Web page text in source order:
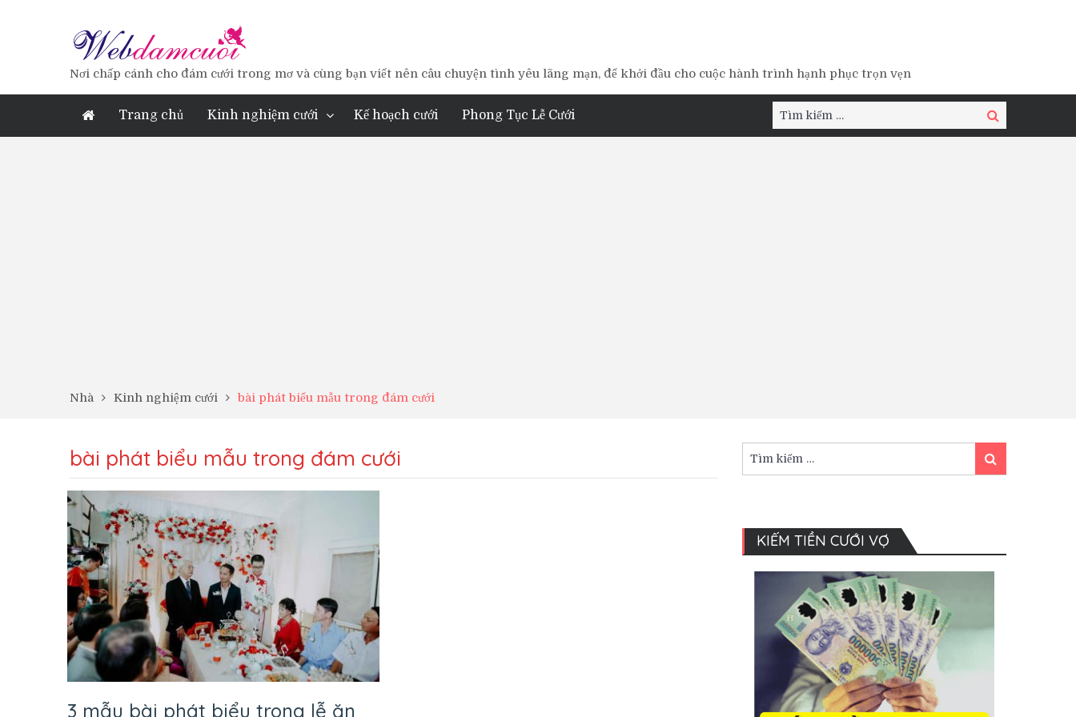
Nơi chấp cánh cho đám cưới trong mơ và cùng bạn viết nên câu chuyện tình yêu lãng mạn, để khởi đầu cho cuộc hành trình hạnh phục trọn vẹn
Trang chủ Kinh nghiệm cưới Kế hoạch cưới Phong Tục Lễ Cưới
Tìm
kiếm:
Tìm
kiếm
Nhà Kinh nghiệm cưới bài phát biểu mẫu trong đám cưới
bài phát biểu mẫu trong đám cưới
3 mẫu bài phát biểu trong lễ ăn
kiếm:
Tìm
kiếm
KIẾM TIỀN CƯỚI VỢ